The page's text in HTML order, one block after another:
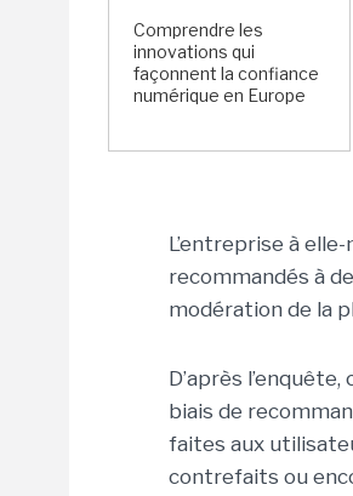
Comprendre les
innovations qui
façonnent la confiance
numérique en Europe
L’entreprise à
recommandés à
modération de la
D’après
biais de
faites aux
contrefaits ou